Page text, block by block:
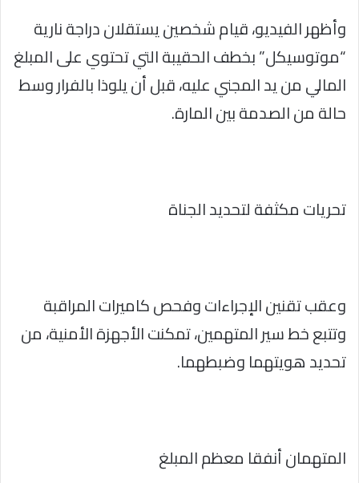
وأظهر الفيديو، قيام شخصين يستقلان دراجة نارية
“موتوسيكل” بخطف الحقيبة التي تحتوي على المبلغ
المالي من يد المجني عليه، قبل أن يلوذا بالفرار وسط
حالة من الصدمة بين المارة.
تحريات مكثفة لتحديد الجناة
وعقب تقنين الإجراءات وفحص كاميرات المراقبة
وتتبع خط سير المتهمين، تمكنت الأجهزة الأمنية، من
تحديد هويتهما وضبطهما.
المتهمان أنفقا معظم المبلغ